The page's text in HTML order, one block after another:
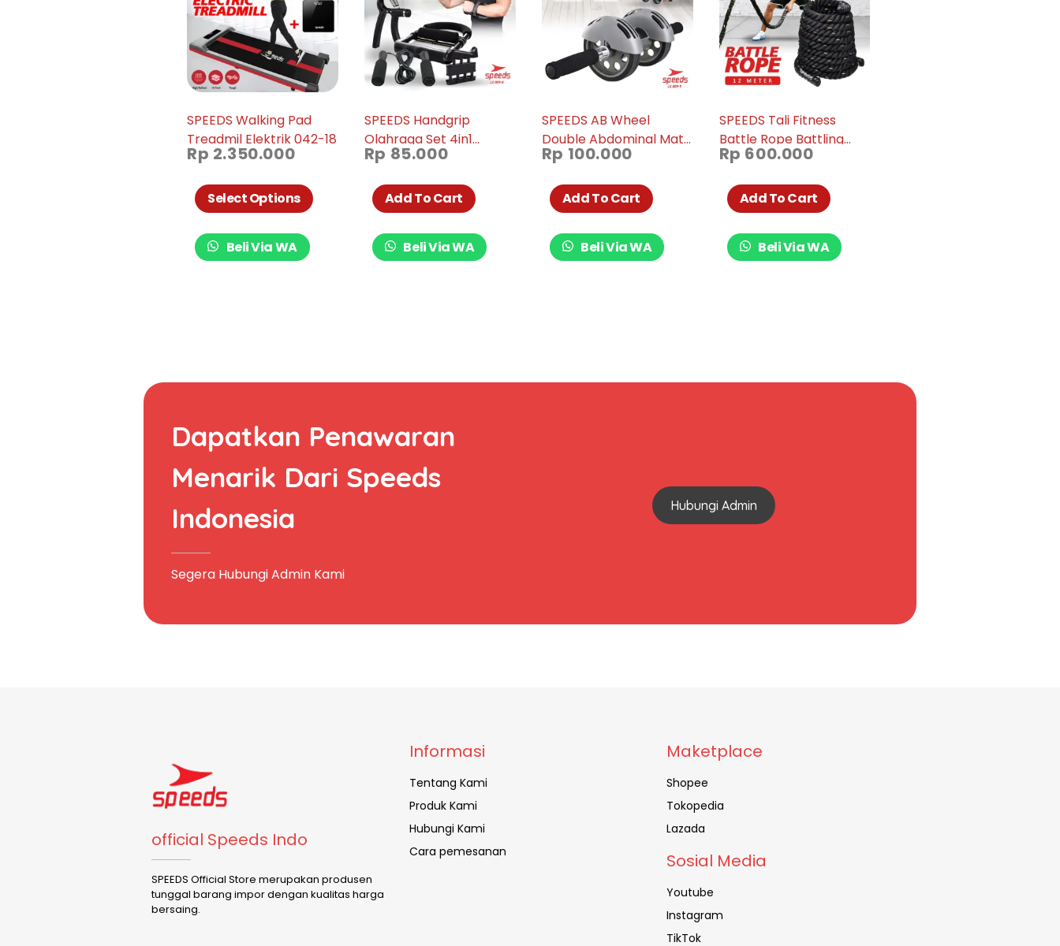
SPEEDS Walking Pad
Treadmil Elektrik 042-18
Rp 2.350.000
Select Options
Beli Via WA
SPEEDS Handgrip
Olahraga Set 4in1
Kekuatan 5-60 KG 009-
Rp 85.000
Add To Cart
Beli Via WA
SPEEDS AB Wheel
Double Abdominal Mat
Dual Roller Fitness
Out Home Original 009-
09
Rp 100.000
Add To Cart
Beli Via WA
SPEEDS Tali Fitness
Battle Rope Battling
Ropes Gym waves rope
12 Meter 024-6
Rp 600.000
Add To Cart
Beli Via WA
Dapatkan Penawaran
Menarik Dari Speeds
Indonesia
Segera Hubungi Admin Kami
Hubungi Admin
official Speeds Indo
SPEEDS Official Store merupakan produsen
tunggal barang impor dengan kualitas harga
bersaing.
Informasi
Tentang Kami
Produk Kami
Hubungi Kami
Cara pemesanan
Maketplace
Shopee
Tokopedia
Lazada
Sosial Media
Youtube
Instagram
TikTok